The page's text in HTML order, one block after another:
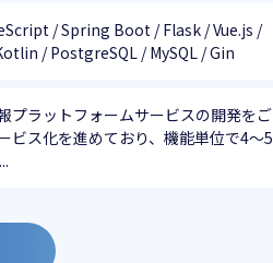
/ Spring Boot / Flask / Vue.js /
/ PostgreSQL / MySQL / Gin
プラットフォームサービスの開発をご
ビス化を進めており、機能単位で4〜5